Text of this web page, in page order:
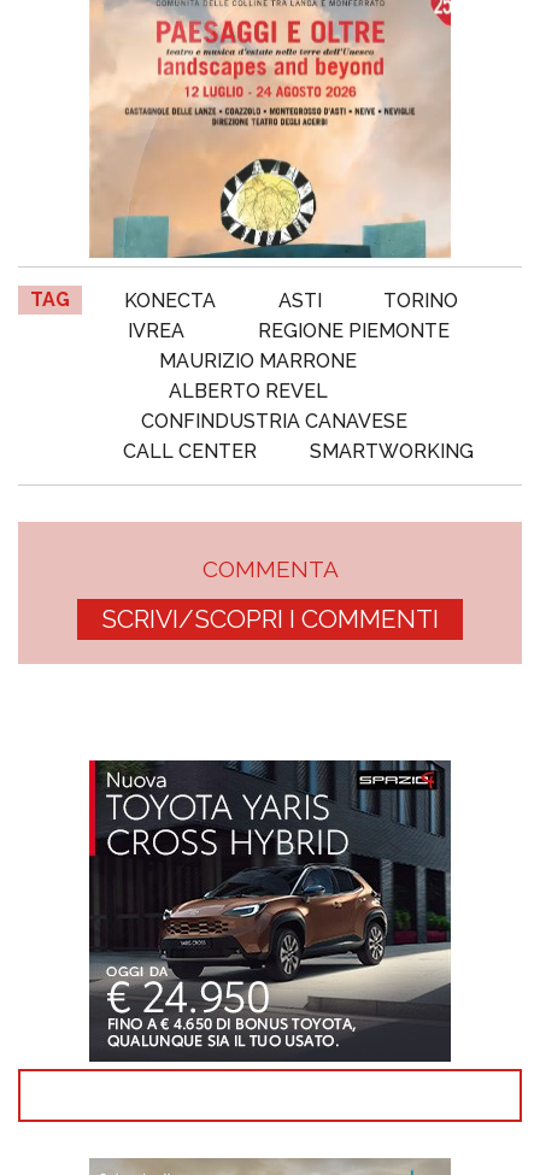
TAG KONECTA ASTI
TORINO
IVREA
REGIONE PIEMONTE
MAURIZIO MARRONE
ALBERTO REVEL
CONFINDUSTRIA CANAVESE
CALL CENTER
SMARTWORKING
COMMENTA
SCRIVI/SCOPRI I COMMENTI